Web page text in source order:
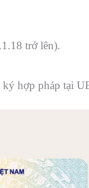
trở lên).
hợp pháp tại